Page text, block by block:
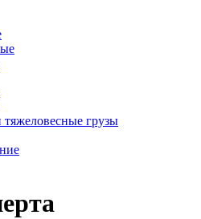
грузы